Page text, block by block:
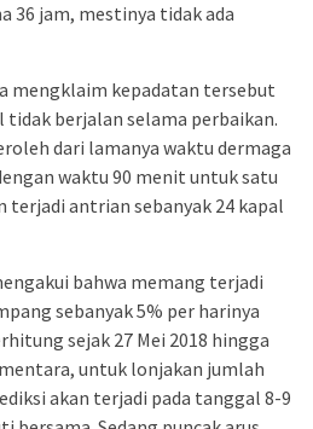
36 jam, mestinya tidak ada
mengklaim kepadatan tersebut
berjalan selama perbaikan.
dari lamanya waktu dermaga
waktu 90 menit untuk satu
terjadi antrian sebanyak 24 kapal
bahwa memang terjadi
sebanyak 5% per harinya
sejak 27 Mei 2018 hingga
untuk lonjakan jumlah
akan terjadi pada tanggal 8-9